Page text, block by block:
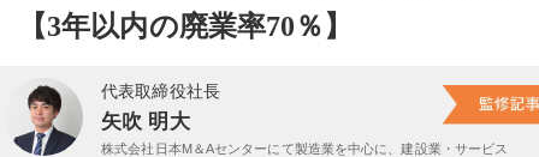
【3年以内の廃業率70％】
代表取締役社長
矢吹 明大
株式会社日本M＆Aセンターにて製造業を中心に、建設業・サービス